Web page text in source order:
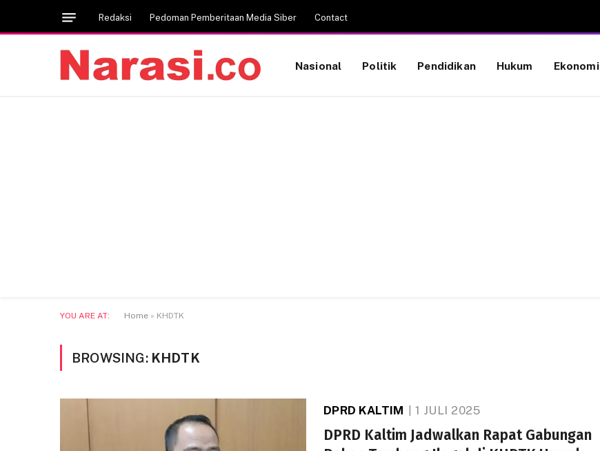
Redaksi Pedoman Pemberitaan Media Siber Contact
Nasional Politik Pendidikan Hukum Ekonomi
YOU ARE AT: Home » KHDTK
BROWSING: KHDTK
DPRD KALTIM 1 JULI 2025
DPRD Kaltim Jadwalkan Rapat Gabungan